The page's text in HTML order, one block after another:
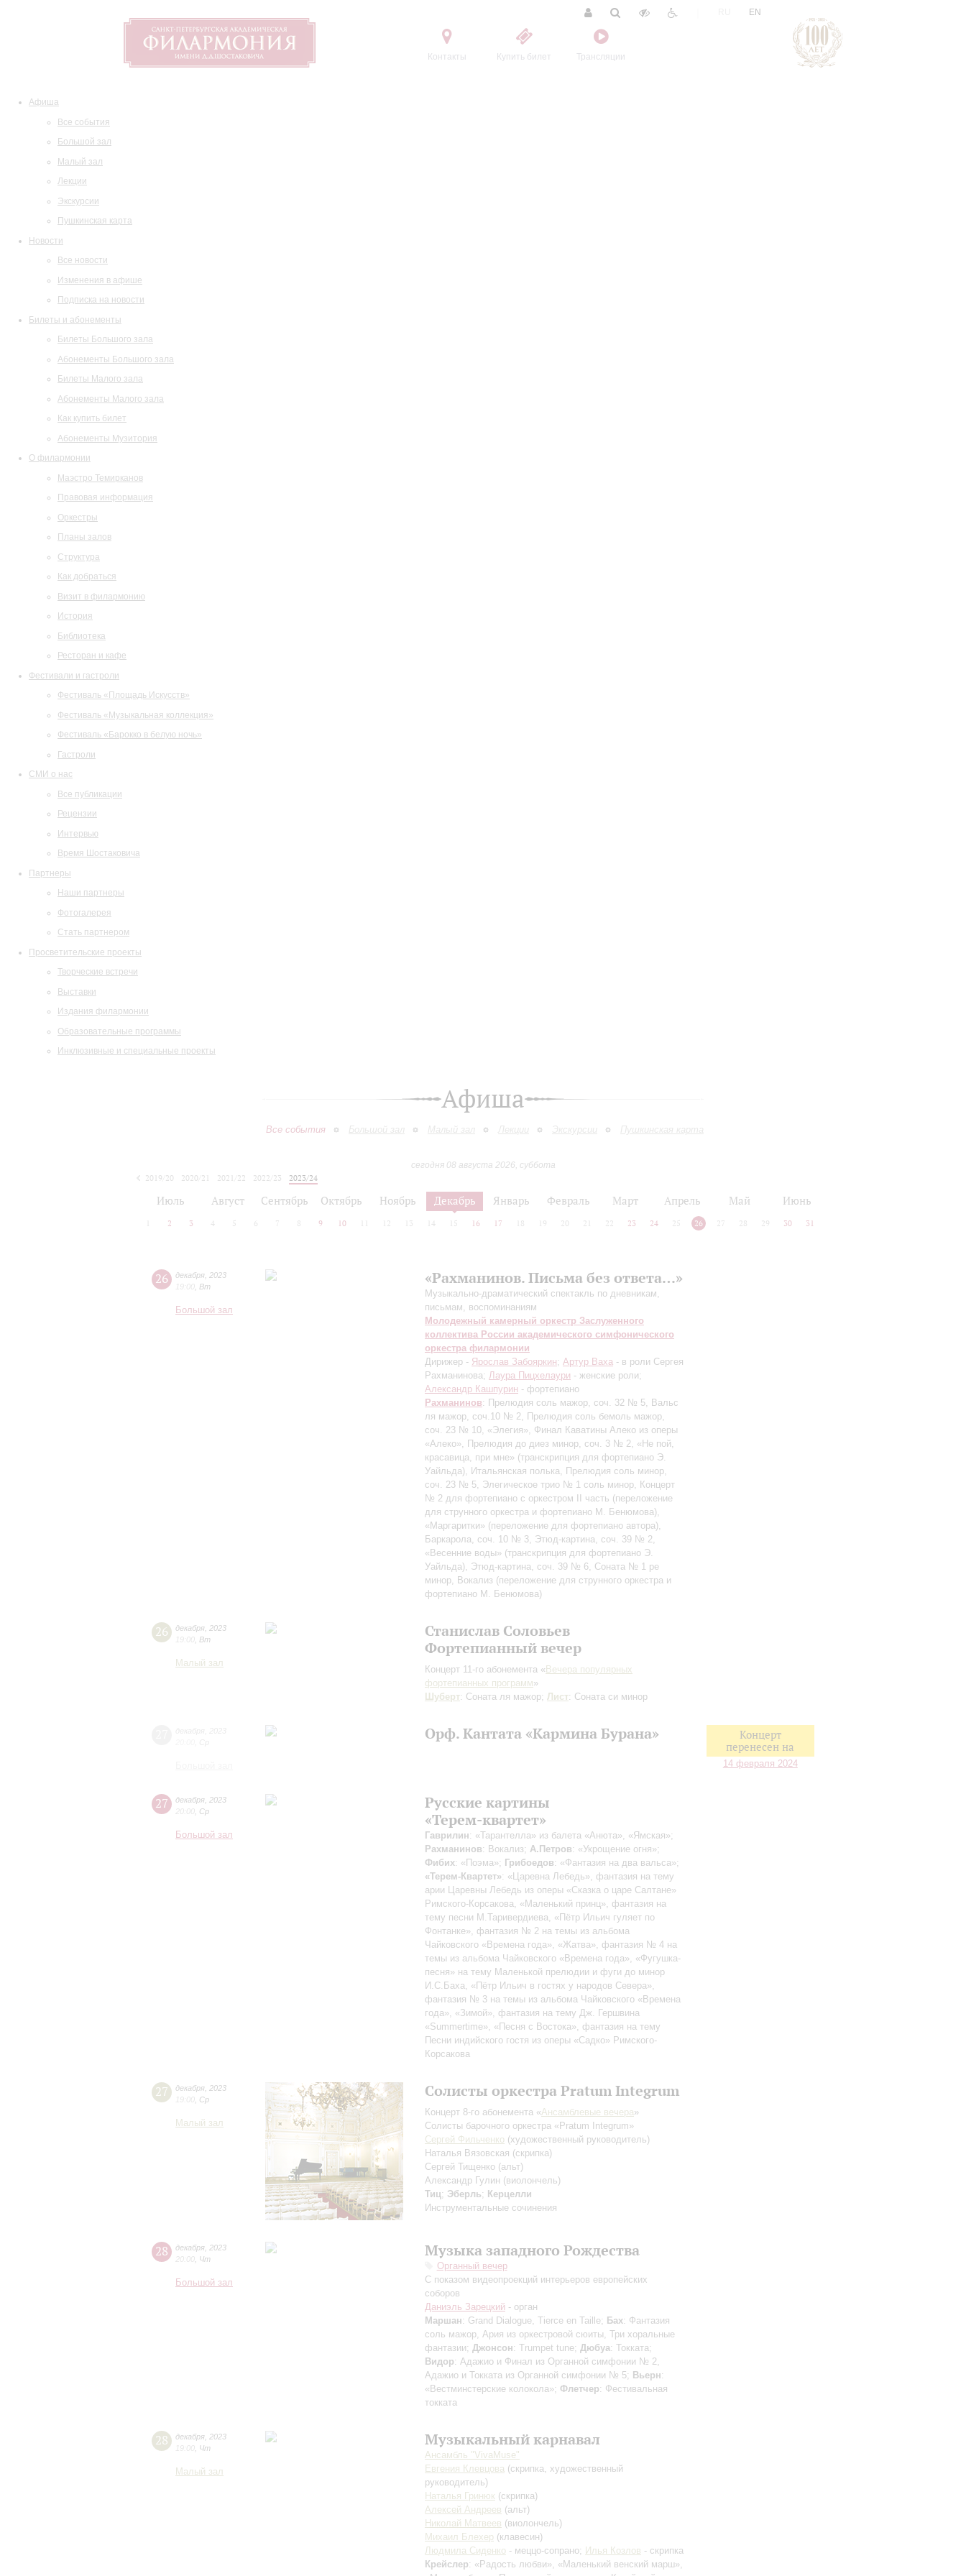
Контакты Купить билет Трансляции
EN
Афиша
Все события
Большой зал
Малый зал
Лекции
Экскурсии
Пушкинская карта
Новости
Все новости
Изменения в афише
Подписка на новости
Билеты и абонементы
Билеты Большого зала
Абонементы Большого зала
Билеты Малого зала
Абонементы Малого зала
Как купить билет
Абонементы Музитория
О филармонии
Маэстро Темирканов
Правовая информация
Оркестры
Планы залов
Структура
Как добраться
Визит в филармонию
История
Библиотека
Ресторан и кафе
Фестивали и гастроли
Фестиваль «Площадь Искусств»
Фестиваль «Музыкальная коллекция»
Фестиваль «Барокко в белую ночь»
Гастроли
СМИ о нас
Все публикации
Рецензии
Интервью
Время Шостаковича
Партнеры
Наши партнеры
Фотогалерея
Стать партнером
Просветительские проекты
Творческие встречи
Выставки
Издания филармонии
Образовательные программы
Инклюзивные и специальные проекты
Афиша
Все события Большой зал Малый зал Лекции Экскурсии Пушкинская карта
сегодня 08 августа 2026, суббота
2019/20
2020/21 2021/22 2022/23
2023/24
Июль Август Сентябрь Октябрь Ноябрь Декабрь Январь Февраль Март Апрель Май Июнь
2 3 4 5 6 7 8 9 10 12 13 14 15 16 17 18 19 20 21 22 23 24 25 26 27 28 29 30 31
26 декабря 2023
19:00 Вт
Большой зал
«Рахманинов. Письма без ответа…»
Музыкально-драматический спектакль по дневникам,
письмам, воспоминаниям
Молодежный камерный оркестр Заслуженного
коллектива России академического симфонического
оркестра филармонии
Дирижер - Ярослав Забояркин; Артур Ваха - в роли Сергея
Рахманинова; Лаура Пицхелаури - женские роли;
Александр Кашпурин - фортепиано
Рахманинов: Прелюдия соль мажор, соч. 32 № 5, Вальс
ля мажор, соч.10 № 2, Прелюдия соль бемоль мажор,
соч. 23 № 10, «Элегия», Финал Каватины Алеко из оперы
«Алеко», Прелюдия до диез минор, соч. 3 № 2, «Не пой,
красавица, при мне» (транскрипция для фортепиано Э.
Уайльда), Итальянская полька, Прелюдия соль минор,
соч. 23 № 5, Элегическое трио № 1 соль минор, Концерт
№ 2 для фортепиано с оркестром
II часть (переложение
для струнного оркестра и фортепиано М. Бенюмова),
«Маргаритки» (переложение для фортепиано автора),
Баркарола, соч. 10 № 3, Этюд-картина, соч. 39 № 2,
«Весенние воды» (транскрипция для фортепиано Э.
Уайльда), Этюд-картина, соч. 39 № 6, Соната № 1 ре
минор, Вокализ (переложение для струнного оркестра и
фортепиано М. Бенюмова)
26 декабря 2023
19:00 Вт
Малый зал
Станислав Соловьев
Фортепианный вечер
Концерт 11-го абонемента « Вечера популярных
фортепианных программ»
Шуберт: Соната ля мажор; Лист: Соната си минор
Орф. Кантата «Кармина Бурана»
Концерт
перенесен на
14 февраля 2024
27 декабря 2023
20:00 Ср
Большой зал
Русские картины
«Терем-квартет»
Гаврилин: «Тарантелла» из балета «Анюта», «Ямская»;
Рахманинов: Вокализ; А.Петров: «Укрощение огня»;
Фибих: «Поэма»; Грибоедов: «Фантазия на два вальса»;
«Терем-Квартет»: «Царевна Лебедь», фантазия на тему
арии Царевны Лебедь из оперы «Сказка о царе Салтане»
Римского-Корсакова, «Маленький принц», фантазия на
тему песни М.Таривердиева, «Пётр Ильич гуляет по
Фонтанке», фантазия № 2 на темы из альбома
Чайковского «Времена года», «Жатва», фантазия № 4 на
темы из альбома Чайковского «Времена года», «Фугушка-
песня» на тему Маленькой прелюдии и фуги до минор
И.С.Баха, «Пётр Ильич в гостях у народов Севера»,
фантазия № 3 на темы из альбома Чайковского «Времена
года», «Зимой», фантазия на тему Дж. Гершвина
«Summertime», «Песня с Востока», фантазия на тему
Песни индийского гостя из оперы «Садко» Римского-
Корсакова
27 декабря 2023
19:00 Ср
Малый зал
Солисты оркестра Pratum Integrum
Концерт 8-го абонемента «Ансамблевые вечера»
Солисты барочного оркестра «Pratum Integrum»
Сергей Фильченко (художественный руководитель)
Наталья Вязовская (скрипка)
Сергей Тищенко (альт)
Александр Гулин (виолончель)
Тиц; Эберль; Керцелли
Инструментальные сочинения
28 декабря 2023
20:00 Чт
Большой зал
Музыка западного Рождества
Органный вечер
С показом видеопроекций интерьеров европейских
соборов
Даниэль Зарецкий - орган
Маршан: Grand Dialogue, Tierce en Taille; Бах: Фантазия
соль мажор, Ария из оркестровой сюиты, Три хоральные
фантазии; Джонсон: Trumpet tune; Дюбуа: Токката;
Видор: Адажио и Финал из Органной симфонии № 2,
Адажио и Токката из Органной симфонии № 5; Вьерн:
«Вестминстерские колокола»; Флетчер: Фестивальная
токката
28 декабря 2023
19:00 Чт
Малый зал
Музыкальный карнавал
Ансамбль "VivaMusе"
Евгения Клевцова (скрипка, художественный
руководитель)
Наталья Гринюк (скрипка)
Алексей Андреев (альт)
Николай Матвеев (виолончель)
Михаил Блехер (клавесин)
Людмила Сиденко - меццо-сопрано; Илья Козлов - скрипка
Крейслер: «Радость любви», «Маленький венский марш»,